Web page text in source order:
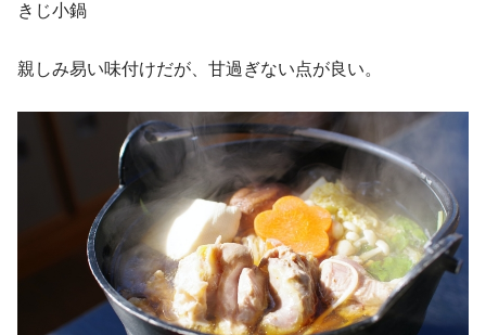
きじ小鍋
親しみ易い味付けだが、甘過ぎない点が良い。